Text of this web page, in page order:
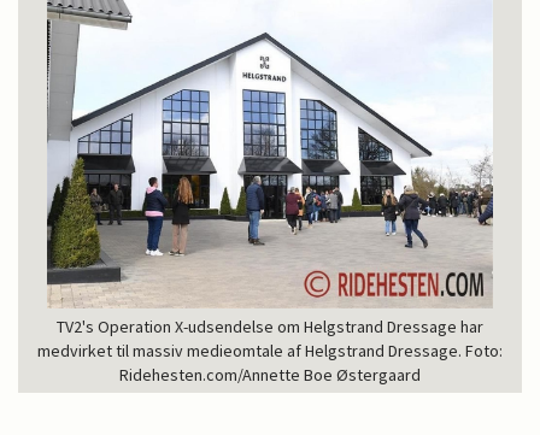
TV2's Operation X-udsendelse om Helgstrand Dressage har
medvirket til massiv medieomtale af Helgstrand Dressage. Foto:
Ridehesten.com/Annette Boe Østergaard